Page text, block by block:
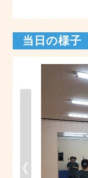
当日の様子